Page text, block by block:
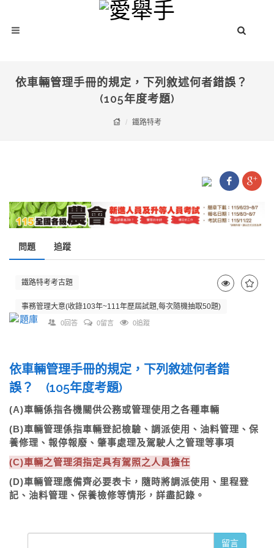
依車輛管理手冊的規定，下列敘述何者錯誤？
(105年度考題)
鐵路特考
問題 追蹤
鐵路特考考古題
事務管理大意(收錄103年~111年歷屆試題,每次隨機抽取50題)
0回答 0留言 0追蹤
依車輛管理手冊的規定，下列敘述何者錯
誤？ (105年度考題)
(A)車輛係指各機關供公務或管理使用之各種車輛
(B)車輛管理係指車輛登記檢驗、調派使用、油料管理、保
養修理、報停報廢、肇事處理及駕駛人之管理等事項
(C)車輛之管理須指定具有駕照之人員擔任
(D)車輛管理應備齊必要表卡，隨時將調派使用、里程登
記、油料管理、保養檢修等情形，詳盡記錄。
留言